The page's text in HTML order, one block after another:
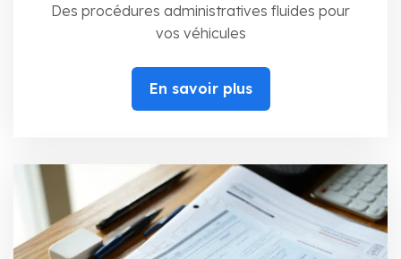
Des procédures administratives fluides pour
vos véhicules
En savoir plus